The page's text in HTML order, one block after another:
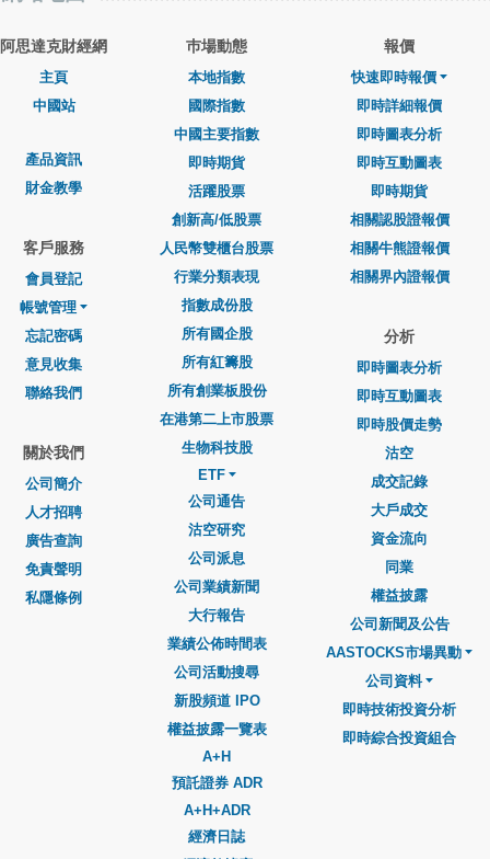
阿思達克財經網
主頁
中國站
產品資訊
財金教學
客戶服務
會員登記
帳號管理
忘記密碼
意見收集
聯絡我們
關於我們
公司簡介
人才招聘
廣告查詢
免責聲明
私隱條例
巿場動態
本地指數
國際指數
中國主要指數
即時期貨
活躍股票
創新高/低股票
人民幣雙櫃台股票
行業分類表現
指數成份股
所有國企股
所有紅籌股
所有創業板股份
在港第二上市股票
生物科技股
ETF
公司通告
沽空研究
公司派息
公司業績新聞
大行報告
業績公佈時間表
公司活動搜尋
新股頻道 IPO
權益披露一覽表
A+H
預託證券 ADR
A+H+ADR
經濟日誌
報價
快速即時報價
即時詳細報價
即時圖表分析
即時互動圖表
即時期貨
相關認股證報價
相關牛熊證報價
相關界內證報價
分析
即時圖表分析
即時互動圖表
即時股價走勢
沽空
成交記錄
大戶成交
資金流向
同業
權益披露
公司新聞及公告
AASTOCKS市場異動
公司資料
即時技術投資分析
即時綜合投資組合